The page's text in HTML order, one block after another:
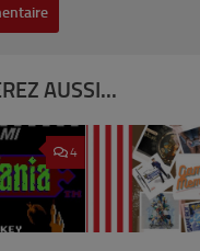
AUSSI...
4